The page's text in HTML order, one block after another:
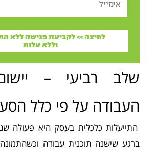
לחיצה >> לקביעת פגישה ללא
וללא עלות
שלב רביעי –
העבודה על פי כלל
התייעלות כלכלית בעסק היא פעולה
ברגע שישנה תוכנית עבודה